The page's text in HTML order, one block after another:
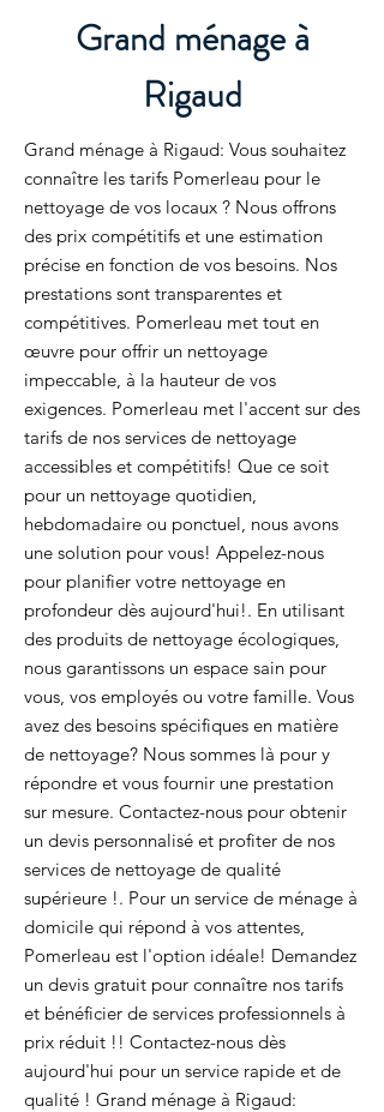
Grand ménage à
Rigaud
Grand ménage à Rigaud: Vous souhaitez
connaître les tarifs Pomerleau pour le
nettoyage de vos locaux ? Nous offrons
des prix compétitifs et une estimation
précise en fonction de vos besoins. Nos
prestations sont transparentes et
compétitives. Pomerleau met tout en
œuvre pour offrir un nettoyage
impeccable, à la hauteur de vos
exigences. Pomerleau met l'accent sur des
tarifs de nos services de nettoyage
accessibles et compétitifs! Que ce soit
pour un nettoyage quotidien,
hebdomadaire ou ponctuel, nous avons
une solution pour vous! Appelez-nous
pour planifier votre nettoyage en
profondeur dès aujourd'hui!. En utilisant
des produits de nettoyage écologiques,
nous garantissons un espace sain pour
vous, vos employés ou votre famille. Vous
avez des besoins spécifiques en matière
de nettoyage? Nous sommes là pour y
répondre et vous fournir une prestation
sur mesure. Contactez-nous pour obtenir
un devis personnalisé et profiter de nos
services de nettoyage de qualité
supérieure !. Pour un service de ménage à
domicile qui répond à vos attentes,
Pomerleau est l'option idéale! Demandez
un devis gratuit pour connaître nos tarifs
et bénéficier de services professionnels à
prix réduit !! Contactez-nous dès
aujourd'hui pour un service rapide et de
qualité ! Grand ménage à Rigaud: